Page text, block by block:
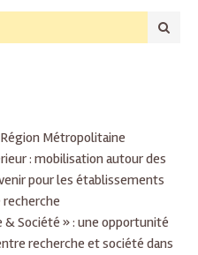
Métropolitaine
: mobilisation autour des
pour les établissements
& Société » : une opportunité
recherche et société dans